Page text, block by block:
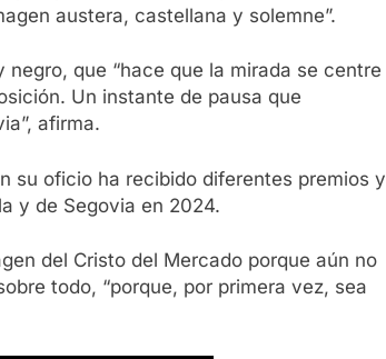
austera, castellana y solemne”.
que “hace que la mirada se centre
Un instante de pausa que
afirma.
su oficio ha recibido diferentes premios y
y de Segovia en 2024.
del Cristo del Mercado porque aún no
todo, “porque, por primera vez, sea